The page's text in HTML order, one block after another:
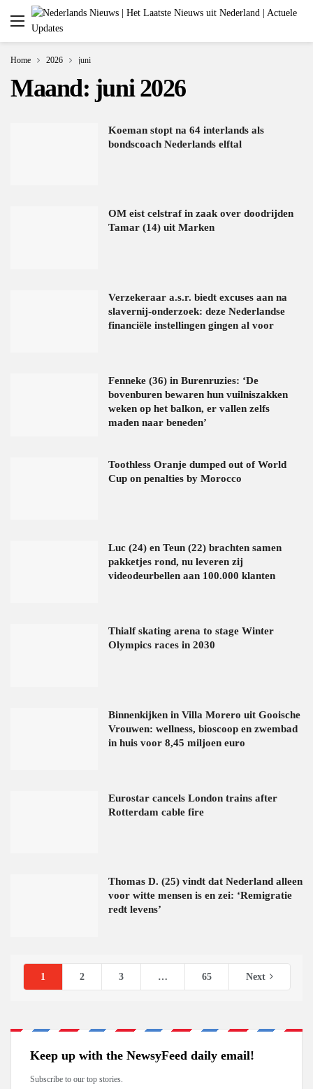
Home 2026 juni
Maand: juni 2026
Koeman stopt na 64 interlands als
bondscoach Nederlands elftal
OM eist celstraf in zaak over doodrijden
Tamar (14) uit Marken
Verzekeraar a.s.r. biedt excuses aan na
slavernij-onderzoek: deze Nederlandse
financiële instellingen gingen al voor
Fenneke (36) in Burenruzies: ‘De
bovenburen bewaren hun vuilniszakken
weken op het balkon, er vallen zelfs
maden naar beneden’
Toothless Oranje dumped out of World
Cup on penalties by Morocco
Luc (24) en Teun (22) brachten samen
pakketjes rond, nu leveren zij
videodeurbellen aan 100.000 klanten
Thialf skating arena to stage Winter
Olympics races in 2030
Binnenkijken in Villa Morero uit Gooische
Vrouwen: wellness, bioscoop en zwembad
in huis voor 8,45 miljoen euro
Eurostar cancels London trains after
Rotterdam cable fire
Thomas D. (25) vindt dat Nederland alleen
voor witte mensen is en zei: ‘Remigratie
redt levens’
1 2 3 … 65 Next
Keep up with the NewsyFeed daily email!
Subscribe to our top stories.